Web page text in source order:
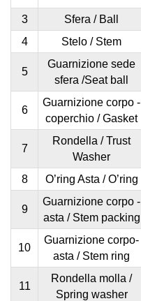
3
Sfera / Ball
4
Stelo / Stem
5
Guarnizione sede
sfera /Seat ball
6
Guarnizione corpo -
coperchio / Gasket
7
Rondella / Trust
Washer
8 O’ring Asta / O’ring
9
Guarnizione corpo -
asta / Stem packing
10
Guarnizione corpo-
asta / Stem ring
11
Rondella molla /
Spring washer